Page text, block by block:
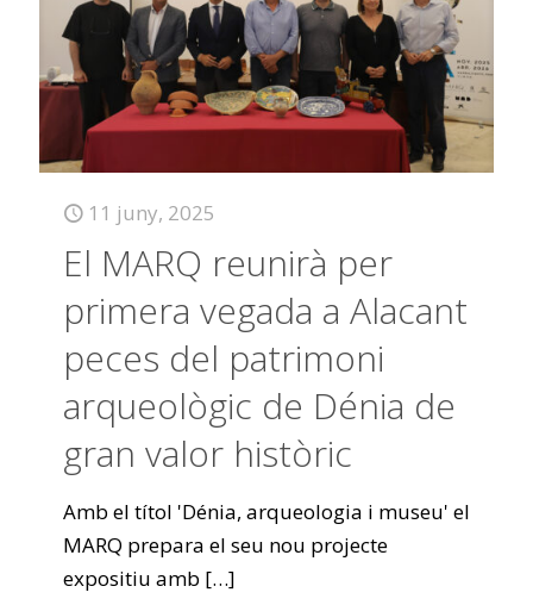
11 juny, 2025
El MARQ reunirà per
primera vegada a Alacant
peces del patrimoni
arqueològic de Dénia de
gran valor històric
Amb el títol 'Dénia, arqueologia i museu' el
MARQ prepara el seu nou projecte
expositiu amb […]